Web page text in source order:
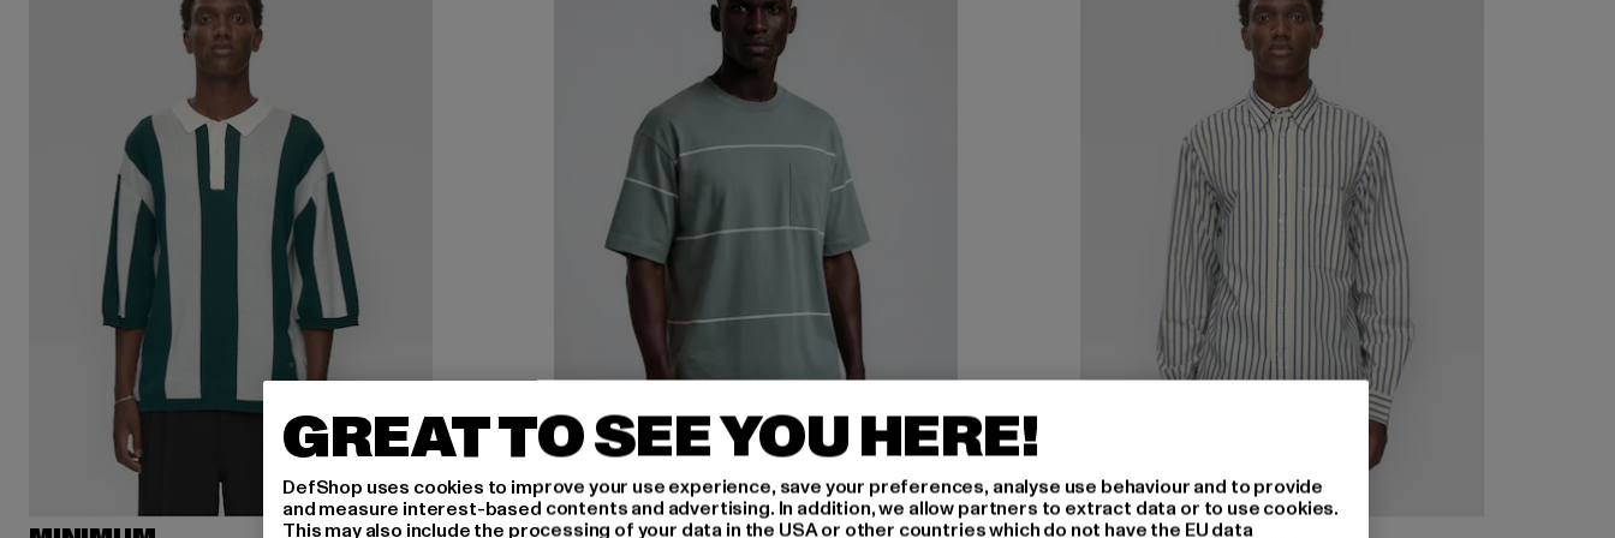
GREAT TO SEE YOU HERE!
DefShop uses cookies to improve your use experience, save your preferences, analyse use behaviour and to provide
and measure interest-based contents and advertising. In addition, we allow partners to extract data or to use cookies.
This may also include the processing of your data in the USA or other countries which do not have the EU data